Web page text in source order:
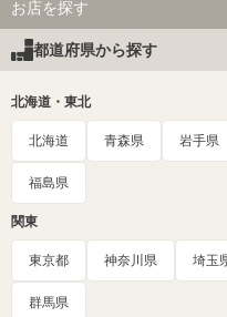
お店を探す
都道府県から探す
北海道・東北
北海道 青森県 岩手県
福島県
関東
東京都 神奈川県 埼玉
群馬県